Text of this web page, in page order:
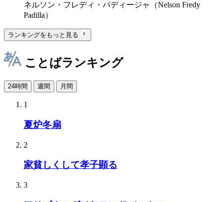
ネルソン・フレディ・パディージャ（Nelson Fredy
Padilla）
ランキングをもっと見る
ことばランキング
24時間 週間 月間
1
夏炉冬扇
2
家貧しくして孝子顕る
3